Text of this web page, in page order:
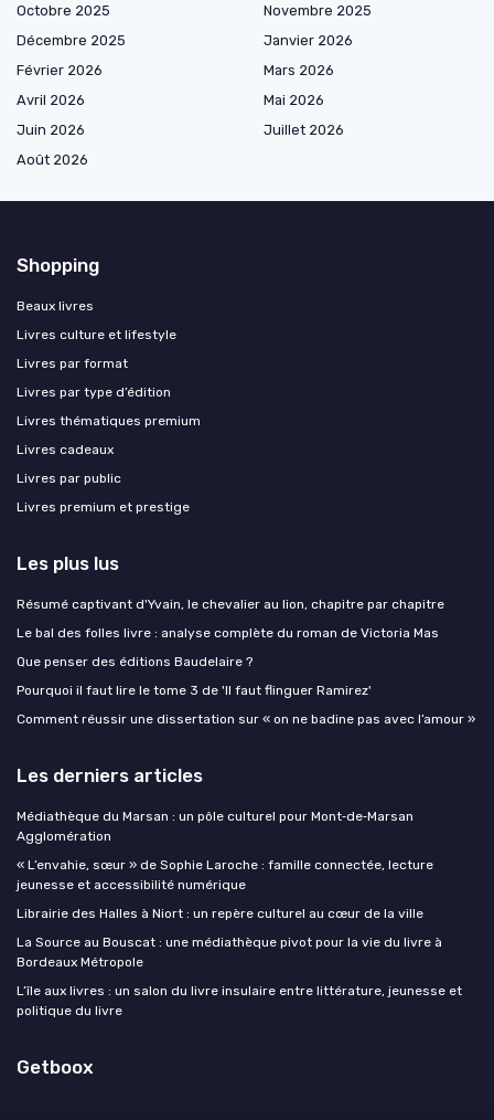
Octobre 2025
Novembre 2025
Décembre 2025
Janvier 2026
Février 2026
Mars 2026
Avril 2026
Mai 2026
Juin 2026
Juillet 2026
Août 2026
Shopping
Beaux livres
Livres culture et lifestyle
Livres par format
Livres par type d’édition
Livres thématiques premium
Livres cadeaux
Livres par public
Livres premium et prestige
Les plus lus
Résumé captivant d'Yvain, le chevalier au lion, chapitre par chapitre
Le bal des folles livre : analyse complète du roman de Victoria Mas
Que penser des éditions Baudelaire ?
Pourquoi il faut lire le tome 3 de 'Il faut flinguer Ramirez'
Comment réussir une dissertation sur « on ne badine pas avec l’amour »
Les derniers articles
Médiathèque du Marsan : un pôle culturel pour Mont‑de‑Marsan
Agglomération
« L’envahie, sœur » de Sophie Laroche : famille connectée, lecture
jeunesse et accessibilité numérique
Librairie des Halles à Niort : un repère culturel au cœur de la ville
La Source au Bouscat : une médiathèque pivot pour la vie du livre à
Bordeaux Métropole
L’île aux livres : un salon du livre insulaire entre littérature, jeunesse et
politique du livre
Getboox